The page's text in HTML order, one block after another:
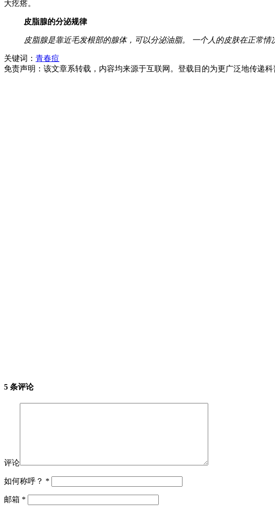
大疙瘩。
皮脂腺的分泌规律
皮脂腺是靠近毛发根部的腺体，可以分泌油脂。 一个人的皮肤在正常情
关键词： 青春痘
免责声明：该文章系转载，内容均来源于互联网。登载目的为更广泛地传递
5 条评论
评论
如何称呼？ *
邮箱 *